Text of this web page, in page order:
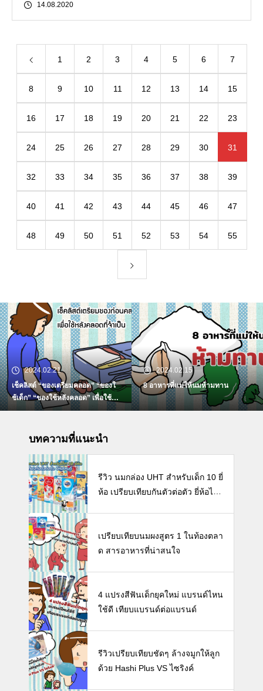
14.08.2020
1 2 3 4 5 6 7
8 9 10 11 12 13 14 15
16 17 18 19 20 21 22 23
24 25 26 27 28 29 30 31
32 33 34 35 36 37 38 39
40 41 42 43 44 45 46 47
48 49 50 51 52 53 54 55
2024.02.21
เช็คลิสต์ “ของเตรียมคลอด” “ของใ
ช้เด็ก” “ของใช้หลังคลอด” เพื่อใช้ห
ลังคลอดที่จำเป็น
2024.02.15
8 อาหารที่แม่ให้นมห้ามทาน
บทความที่แนะนำ
รีวิว นมกล่อง UHT สำหรับเด็ก 10 ยี่
ห้อ เปรียบเทียบกันตัวต่อตัว ยี่ห้อไห
เปรียบเทียบนมผงสูตร 1 ในท้องตลา
ด สารอาหารที่น่าสนใจ
4 แปรงสีฟันเด็กยุคใหม่ แบรนด์ไหน
ใช้ดี เทียบแบรนด์ต่อแบรนด์
รีวิวเปรียบเทียบชัดๆ ล้างจมูกให้ลูก
ด้วย Hashi Plus VS ไซริงค์